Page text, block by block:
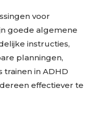
voor
goede algemene
instructies,
planningen,
in ADHD
effectiever te